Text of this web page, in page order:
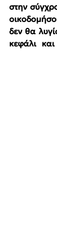
στην
δεν θα
κεφάλι